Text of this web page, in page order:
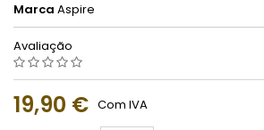
Marca Aspire
Avaliação
19,90 € Com IVA